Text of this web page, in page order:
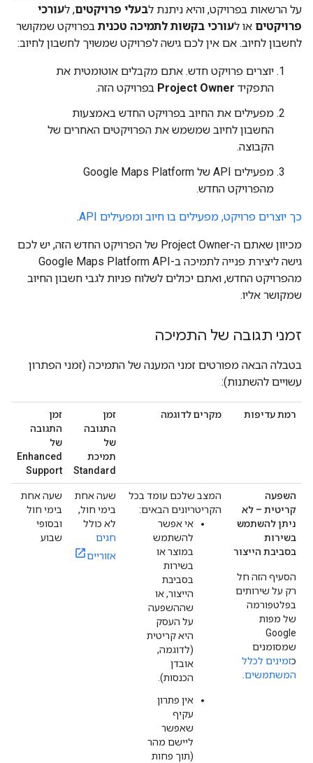
על הרשאות בפרויקט, והיא ניתנת לבעלי פרויקטים, לעורכי
פרויקטים או לעורכי בקשות לתמיכה טכנית בפרויקט שמקושר
לחשבון לחיוב. אם אין לכם גישה לפרויקט שמשויך לחשבון לחיוב:
יוצרים פרויקט חדש. אתם מקבלים אוטומטית את
התפקיד Project Owner בפרויקט הזה.
מפעילים את החיוב בפרויקט החדש באמצעות
החשבון לחיוב שמשמש את הפרויקטים האחרים של
הקבוצה.
מפעילים API של Google Maps Platform
מהפרויקט החדש.
כך יוצרים פרויקט, מפעילים בו חיוב ומפעילים API .
מכיוון שאתם ה-Project Owner של הפרויקט החדש הזה, יש לכם
גישה ליצירת פנייה לתמיכה ב-Google Maps Platform API
מהפרויקט החדש, ואתם יכולים לשלוח פניות לגבי חשבון החיוב
שמקושר אליו.
זמני תגובה של התמיכה
בטבלה הבאה מפורטים זמני המענה של התמיכה (זמני הפתרון
עשויים להשתנות):
רמת עדיפות מקרים לדוגמה
זמן
התגובה
של
תמיכת
Standard
זמן
התגובה
של
Enhanced
Support
השפעה
קריטית – לא
ניתן להשתמש
בשירות
בסביבת הייצור
הסעיף הזה חל
רק על שירותים
בפלטפורמה
של מפות
Google
שמסומנים
כזמינים לכלל
המשתמשים
המצב שלכם עומד בכל
הקריטריונים הבאים:
אי אפשר
להשתמש
במוצר או
בשירות
בסביבת
הייצור, או
שההשפעה
על העסק
היא קריטית
(לדוגמה,
אובדן
הכנסות).
אין פתרון
עקיף
שאפשר
ליישם מהר
(תוך פחות
שעה אחת
בימי חול,
לא כולל
חגים
אזוריים
שעה אחת
בימי חול
ובסופי
שבוע